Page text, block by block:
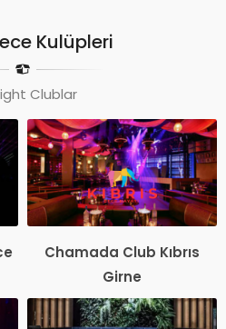
Kulüpleri
Clublar
Chamada Club Kıbrıs
Girne